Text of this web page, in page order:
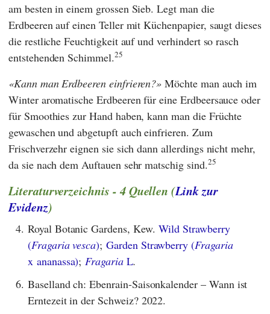
am besten in einem grossen Sieb. Legt man die
Erdbeeren auf einen Teller mit Küchenpapier, saugt dieses
die restliche Feuchtigkeit auf und verhindert so rasch
entstehenden Schimmel.25
Kann man Erdbeeren einfrieren? Möchte man auch im
Winter aromatische Erdbeeren für eine Erdbeersauce oder
für Smoothies zur Hand haben, kann man die Früchte
gewaschen und abgetupft auch einfrieren. Zum
Frischverzehr eignen sie sich dann allerdings nicht mehr,
da sie nach dem Auftauen sehr matschig sind.25
Literaturverzeichnis - 4 Quellen (Link zur
Evidenz)
4. Royal Botanic Gardens, Kew. Wild Strawberry
(Fragaria vesca);Garden Strawberry (Fragaria
x ananassa);FragariaL.
6. Baselland ch: Ebenrain-Saisonkalender – Wann ist
Erntezeit in der Schweiz? 2022.